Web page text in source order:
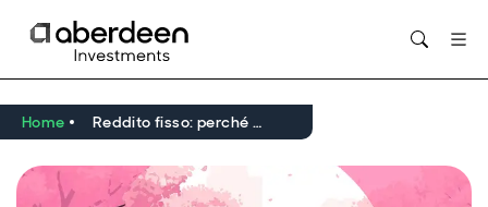
Home Reddito fisso: perché le obbligazioni a breve scadenza possono rafforzare la resilienza nei mercati incerti